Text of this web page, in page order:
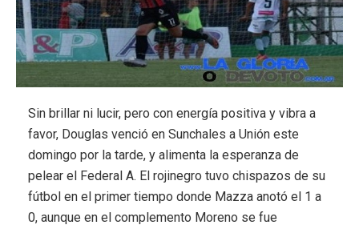
Sin brillar ni lucir, pero con energía positiva y vibra a
favor, Douglas venció en Sunchales a Unión este
domingo por la tarde, y alimenta la esperanza de
pelear el Federal A. El rojinegro tuvo chispazos de su
fútbol en el primer tiempo donde Mazza anotó el 1 a
0, aunque en el complemento Moreno se fue